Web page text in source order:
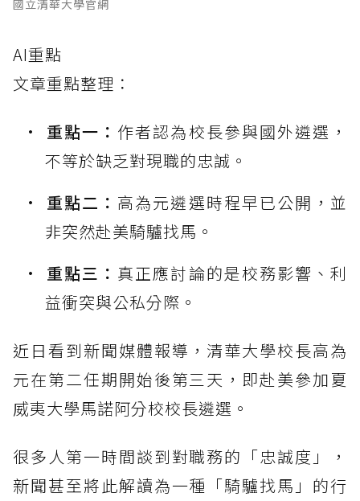
國立清華大學官網
AI重點
文章重點整理：
重點一： 作者認為校長參與國外遴選，
不等於缺乏對現職的忠誠。
重點二： 高為元遴選時程早已公開，並
非突然赴美騎驢找馬。
重點三： 真正應討論的是校務影響、利
益衝突與公私分際。
近日看到新聞媒體報導，清華大學校長高為
元在第二任期開始後第三天，即赴美參加夏
威夷大學馬諾阿分校校長遴選。
很多人第一時間談到對職務的「忠誠度」，
新聞甚至將此解讀為一種「騎驢找馬」的行